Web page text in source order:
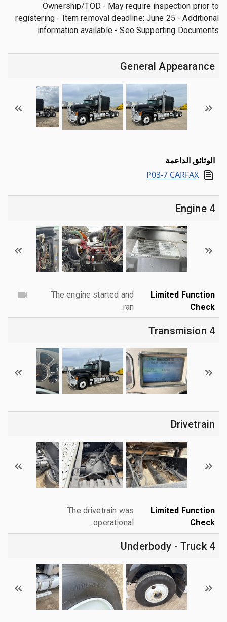
Ownership/TOD - May require inspection prior to
registering - Item removal deadline: June 25 - Additional
information available - See Supporting Documents
General Appearance
الوثائق الداعمة
P03-7 CARFAX
4 Engine
Limited Function
Check
The engine started and
ran.
4 Transmision
Drivetrain
Limited Function
Check
The drivetrain was
operational.
4 Underbody - Truck